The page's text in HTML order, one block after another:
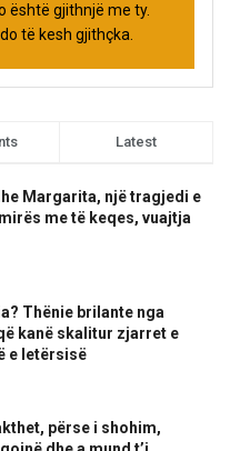
është gjithnjë me ty.
të kesh gjithçka.
Latest
Margarita, një tragjedi e
me të keqes, vuajtja
Thënie brilante nga
kanë skalitur zjarret e
e letërsisë
përse i shohim,